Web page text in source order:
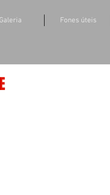
Galeria Fones úteis